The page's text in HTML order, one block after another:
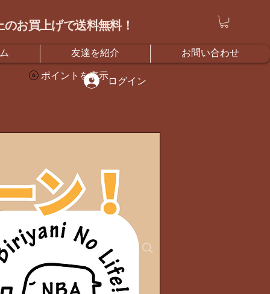
お買上げで送料無料！
ログイン
ポイントを表示
友達を紹介 お問い合わせ